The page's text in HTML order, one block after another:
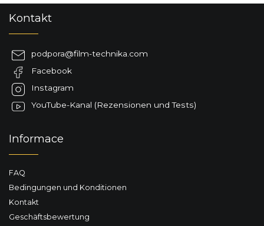
Kontakt
podpora@film-technika.com
Facebook
Instagram
YouTube-Kanal (Rezensionen und Tests)
Informace
FAQ
Bedingungen und Konditionen
Kontakt
Geschäftsbewertung